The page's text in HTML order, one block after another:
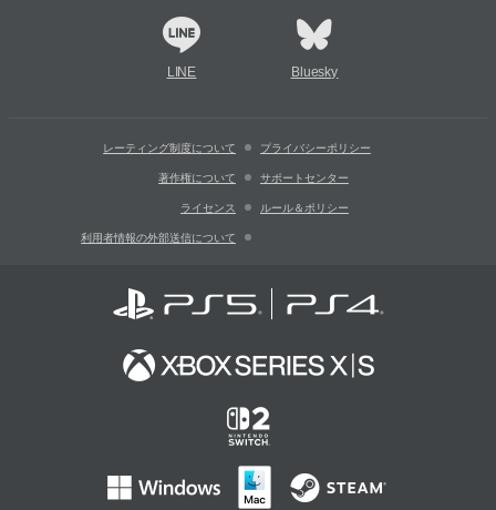
LINE Bluesky
レーティング制度について プライバシーポリシー
著作権について サポートセンター
ライセンス ルール＆ポリシー
利用者情報の外部送信について